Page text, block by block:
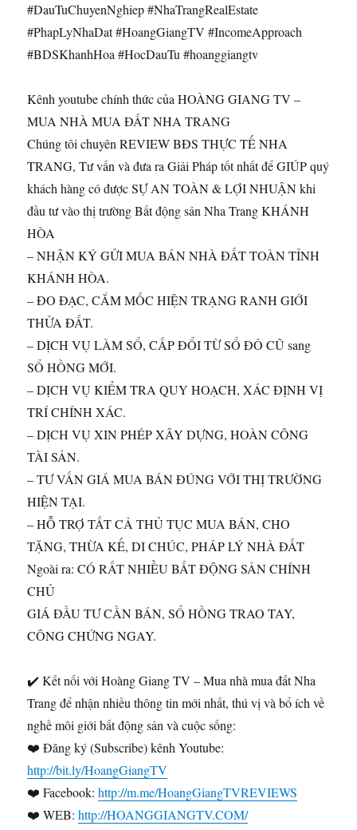
#DauTuChuyenNghiep #NhaTrangRealEstate
#PhapLyNhaDat #HoangGiangTV #IncomeApproach
#BDSKhanhHoa #HocDauTu #hoanggiangtv
Kênh youtube chính thức của HOÀNG GIANG TV –
MUA NHÀ MUA ĐẤT NHA TRANG
Chúng tôi chuyên REVIEW BĐS THỰC TẾ NHA
TRANG, Tư vấn và đưa ra Giải Pháp tốt nhất để GIÚP quý
khách hàng có được SỰ AN TOÀN & LỢI NHUẬN khi
đầu tư vào thị trường Bất động sản Nha Trang KHÁNH
HÒA
– NHẬN KÝ GỬI MUA BÁN NHÀ ĐẤT TOÀN TỈNH
KHÁNH HÒA.
– ĐO ĐẠC, CẮM MỐC HIỆN TRẠNG RANH GIỚI
THỬA ĐẤT.
– DỊCH VỤ LÀM SỔ, CẤP ĐỔI TỪ SỔ ĐỎ CŨ sang
SỔ HỒNG MỚI.
– DỊCH VỤ KIỂM TRA QUY HOẠCH, XÁC ĐỊNH VỊ
TRÍ CHÍNH XÁC.
– DỊCH VỤ XIN PHÉP XÂY DỰNG, HOÀN CÔNG
TÀI SẢN.
– TƯ VẤN GIÁ MUA BÁN ĐÚNG VỚI THỊ TRƯỜNG
HIỆN TẠI.
– HỖ TRỢ TẤT CẢ THỦ TỤC MUA BÁN, CHO
TẶNG, THỪA KẾ, DI CHÚC, PHÁP LÝ NHÀ ĐẤT
Ngoài ra: CÓ RẤT NHIỀU BẤT ĐỘNG SẢN CHÍNH
CHỦ
GIÁ ĐẦU TƯ CẦN BÁN, SỔ HỒNG TRAO TAY,
CÔNG CHỨNG NGAY.
✔️ Kết nối với Hoàng Giang TV – Mua nhà mua đất Nha
Trang để nhận nhiều thông tin mới nhất, thú vị và bổ ích về
nghề môi giới bất động sản và cuộc sống:
❤️ Đăng ký (Subscribe) kênh Youtube:
http://bit.ly/HoangGiangTV
❤️ Facebook:http://m.me/HoangGiangTVREVIEWS
❤️ WEB:http://HOANGGIANGTV.COM/